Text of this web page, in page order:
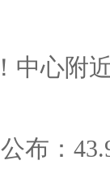
中心附
布：